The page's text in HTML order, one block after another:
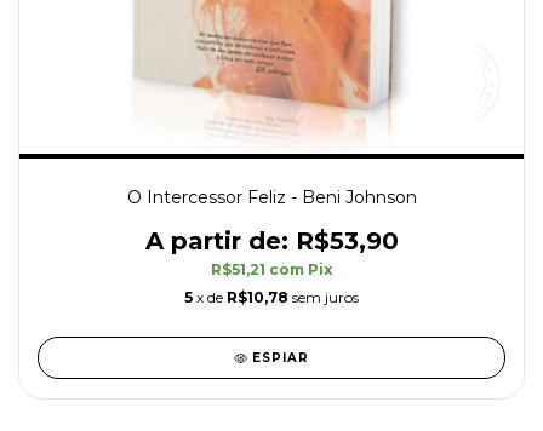
O Intercessor Feliz - Beni Johnson
R$53,90
R$51,21 com Pix
5 x de R$10,78 sem juros
ESPIAR